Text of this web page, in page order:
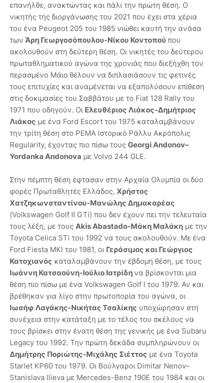
επανήλθε, ανακτώντας και πάλι την πρώτη θέση. Ο
νικητής της διοργάνωσης του 2021 που έχει στα χέρια
του ένα Peugeot 205 του 1985 νιώθει καυτή την ανάσα
των Άρη Γεωργοσόπουλου-Νίκου Κοντοπού που
ακολουθούν στη δεύτερη θέση. Οι νικητές του δεύτερου
πρωταθληματικού αγώνα της χρονιάς που διεξήχθη τον
περασμένο Μάιο θέλουν να διπλασιάσουν τις φετινές
τους επιτυχίες και αναμένεται να εξαπολύσουν επίθεση
στις δοκιμασίες του Σαββάτου με το Fiat 128 Rally του
1971 που οδηγούν. Οι Ελευθέριος Λιάκος-Δημήτριος
Λιάκος με ένα Ford Escort του 1975 καταλαμβάνουν
την τρίτη θέση στο PEMA Ιστορικό Ράλλυ Ακρόπολις
Regularity, έχοντας πιο πίσω τους Georgi Andonov–
Yordanka Andonova με Volvo 244 GLE.
Στην πέμπτη θέση έφτασαν στην Αρχαία Ολυμπία οι δύο
φορές Πρωταθλητές Ελλάδος, Χρήστος
Χατζηκωνσταντίνου-Μανώλης Δημακαρέας
(Volkswagen Golf II GTi) που δεν έχουν πει την τελευταία
τους λέξη, με τους Akis Abastado-Μάκη Μαλάκη με την
Toyota Celica STi του 1992 να τους ακολουθούν. Με ένα
Ford Fiesta MKI του 1981, οι Γεράσιμος και Γεώργιος
Κατοχιανός καταλαμβάνουν την έβδομη θέση, με τους
Ιωάννη Κατσαούνη-Ιούλιο Ιατρίδηνα βρίσκονται μια
θέση πιο πίσω με ένα Volkswagen Golf I του 1979. Αν και
βρέθηκαν για λίγο στην πρωτοπορία του αγώνα, οι
Ιωσήφ Λαγάκης-Νικήτας Τσαλίκης υποχώρησαν στη
συνέχεια στην κατάταξη με το τέλος του σκέλους να
τους βρίσκει στην ένατη θέση της γενικής με ένα Subaru
Legacy του 1992. Την πρώτη δεκάδα συμπληρώνουν οι
Δημήτρης Ποριώτης-Μιχάλης Σιέττος με ένα Toyota
Starlet KP60 του 1979. Οι Βούλγαροι Dimitar Nenov–
Stanislava Ilieva με Mercedes-Benz 190E του 1984 και οι